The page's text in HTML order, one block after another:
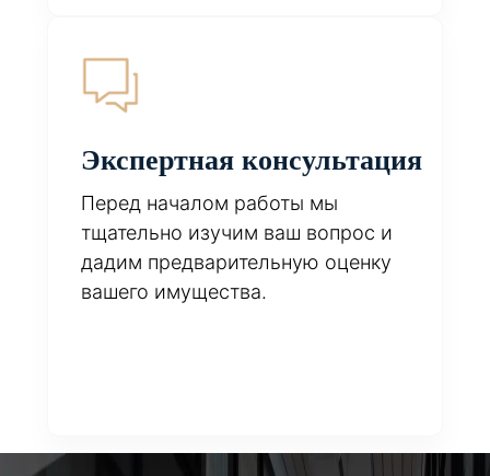
Экспертная консультация
Перед началом работы мы
тщательно изучим ваш вопрос и
дадим предварительную оценку
вашего имущества.